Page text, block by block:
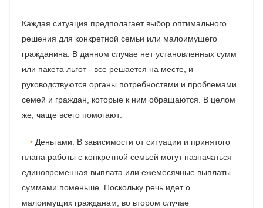
Каждая ситуация предполагает выбор оптимального
решения для конкретной семьи или малоимущего
гражданина. В данном случае нет установленных сумм
или пакета льгот - все решается на месте, и
руководствуются органы потребностями и проблемами
семей и граждан, которые к ним обращаются. В целом
же, чаще всего помогают:
Деньгами. В зависимости от ситуации и принятого
плана работы с конкретной семьей могут назначаться
единовременная выплата или ежемесячные выплаты
суммами поменьше. Поскольку речь идет о
малоимущих гражданам, во втором случае